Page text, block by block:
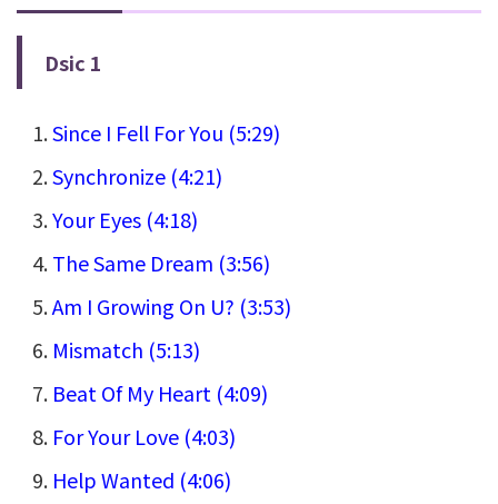
Dsic 1
Since I Fell For You (5:29)
Synchronize (4:21)
Your Eyes (4:18)
The Same Dream (3:56)
Am I Growing On U? (3:53)
Mismatch (5:13)
Beat Of My Heart (4:09)
For Your Love (4:03)
Help Wanted (4:06)